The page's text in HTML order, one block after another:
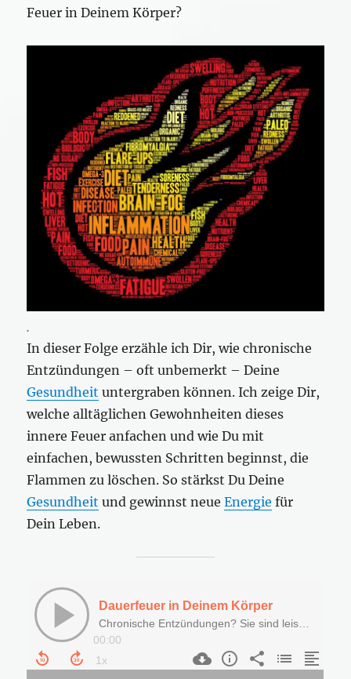
Feuer in Deinem Körper?
.
In dieser Folge erzähle ich Dir, wie chronische
Entzündungen – oft unbemerkt – Deine
Gesundheit untergraben können. Ich zeige Dir,
welche alltäglichen Gewohnheiten dieses
innere Feuer anfachen und wie Du mit
einfachen, bewussten Schritten beginnst, die
Flammen zu löschen. So stärkst Du Deine
Gesundheit und gewinnst neueEnergie für
Dein Leben.